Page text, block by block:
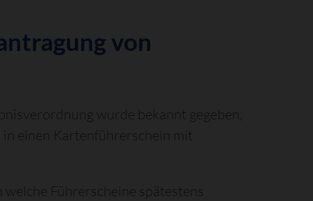
von
wurde bekannt gegeben,
in einen Kartenführerschein mit
Führerscheine spätestens